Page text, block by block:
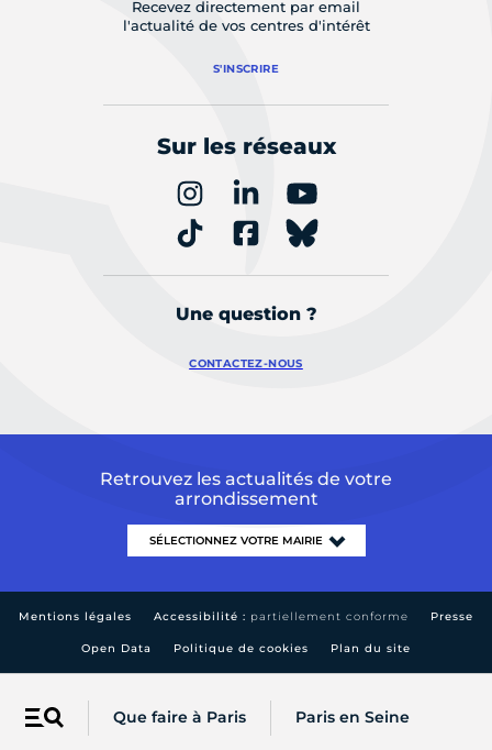
Menu Que faire à Paris Paris en Seine
Recevez directement par email
l'actualité de vos centres d'intérêt
S'INSCRIRE
Sur les réseaux
Une question ?
CONTACTEZ-NOUS
Retrouvez les actualités de votre
arrondissement
Mentions légales Accessibilité : partiellement conforme Presse
Open Data Politique de cookies Plan du site